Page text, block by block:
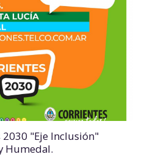
2030 "Eje Inclusión"
Humedal.